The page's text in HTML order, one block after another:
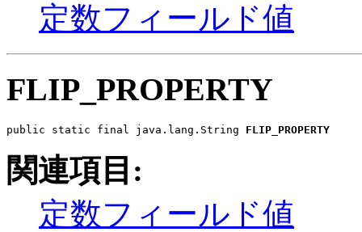
定数フィールド値
FLIP_PROPERTY
public static final java.lang.String FLIP_PROPERTY
関連項目:
定数フィールド値